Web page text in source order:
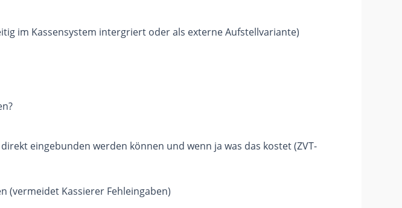
im Kassensystem intergriert oder als externe Aufstellvariante)
eingebunden werden können und wenn ja was das kostet (ZVT-
(vermeidet Kassierer Fehleingaben)